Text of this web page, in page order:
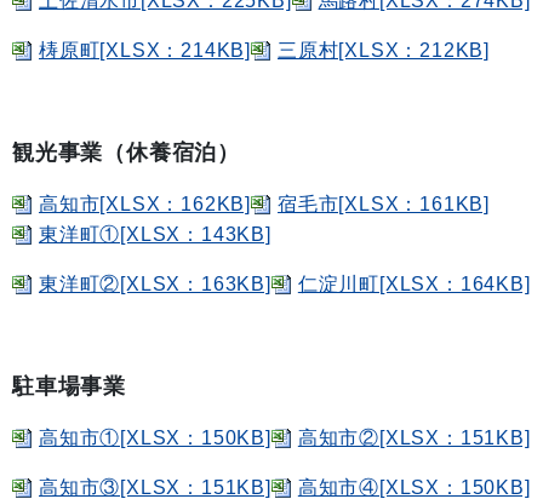
梼原町[XLSX：214KB] 三原村[XLSX：212KB]
観光事業（休養宿泊）
高知市[XLSX：162KB]
宿毛市[XLSX：161KB]
東洋町①[XLSX：143KB]
東洋町②[XLSX：163KB] 仁淀川町[XLSX：164KB]
駐車場事業
高知市①[XLSX：150KB] 高知市②[XLSX：151KB]
高知市③[XLSX：151KB] 高知市④[XLSX：150KB]